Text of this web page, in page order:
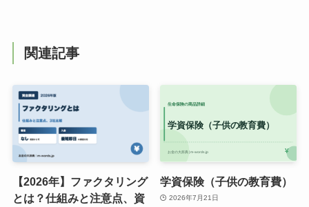
関連記事
【2026年】ファクタリング
とは？仕組みと注意点、資
学資保険（子供の教育費）
2026年7月21日